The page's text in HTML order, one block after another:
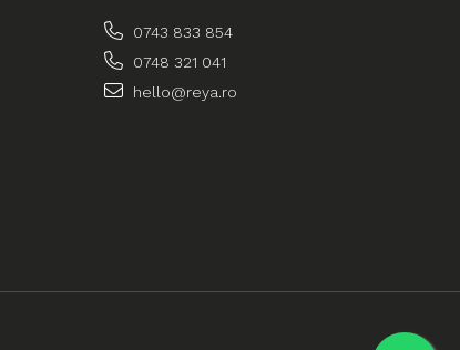
0743 833 854
0748 321 041
hello@reya.ro